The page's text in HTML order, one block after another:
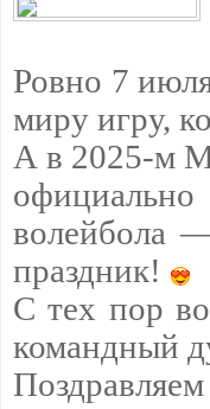
Ровно 7
миру игру,
А в 2025-м
волейбола
праздник!
С тех пор
командный